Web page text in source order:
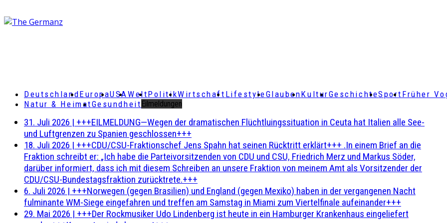
DeutschlandEuropaUSAWeltPolitikWirtschaft LifestyleGlaubenKulturGeschichteSport Früher
Natur & HeimatGesundheit Eilmeldungen
31. Juli 2026 | +++EILMELDUNG—Wegen der dramatischen Flüchtluingssituation in Ceuta hat Italien alle See-
und Luftgrenzen zu Spanien geschlossen+++
18. Juli 2026 | +++CDU/CSU-Fraktionschef Jens Spahn hat seinen Rücktritt erklärt+++ .In einem Brief an die
Fraktion schreibt er: „Ich habe die Parteivorsitzenden von CDU und CSU, Friedrich Merz und Markus Söder,
darüber informiert, dass ich mit diesem Schreiben an unsere Fraktion von meinem Amt als Vorsitzender der
CDU/CSU-Bundestagsfraktion zurücktrete.+++
6. Juli 2026 | +++Norwegen (gegen Brasilien) und England (gegen Mexiko) haben in der vergangenen Nacht
fulminante WM-Siege eingefahren und treffen am Samstag in Miami zum Viertelfinale aufeinander+++
29. Mai 2026 | +++Der Rockmusiker Udo Lindenberg ist heute in ein Hamburger Krankenhaus eingeliefert